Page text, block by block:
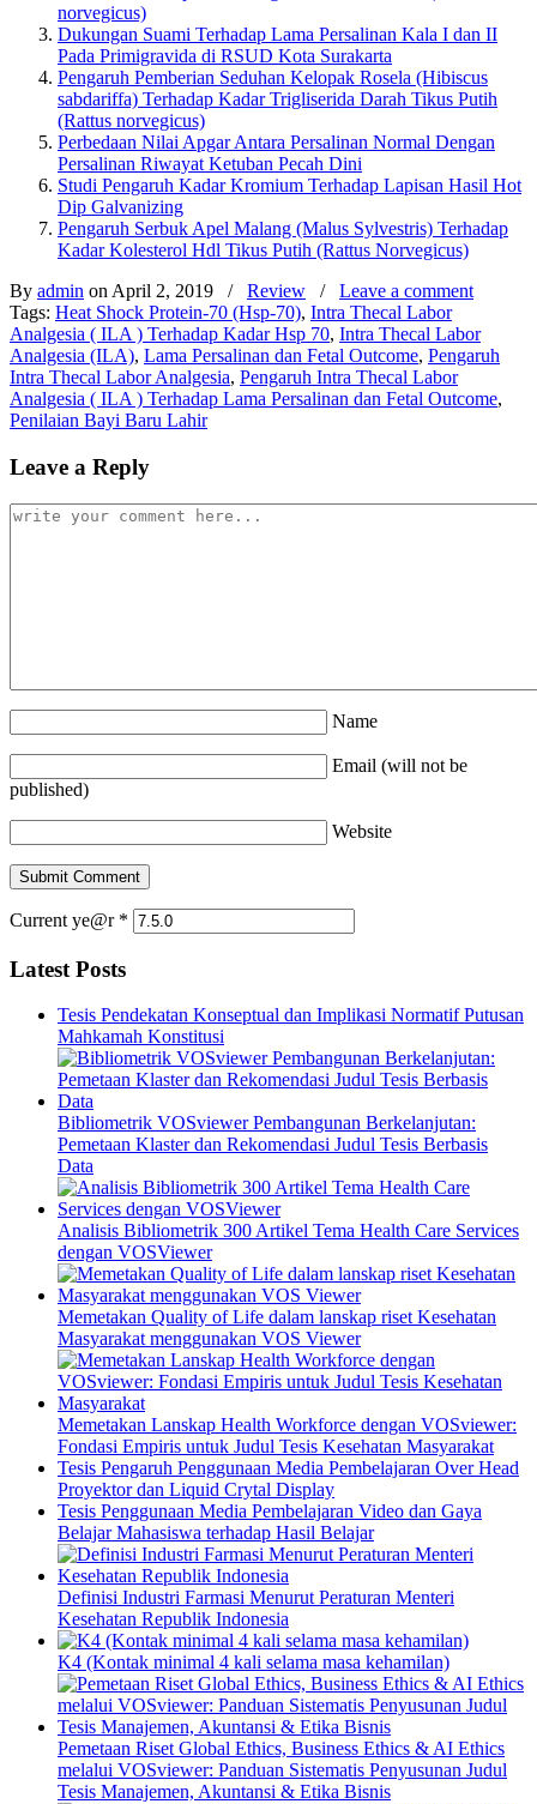
norvegicus)
Dukungan Suami Terhadap Lama Persalinan Kala I dan II
Pada Primigravida di RSUD Kota Surakarta
Pengaruh Pemberian Seduhan Kelopak Rosela (Hibiscus
sabdariffa) Terhadap Kadar Trigliserida Darah Tikus Putih
(Rattus norvegicus)
Perbedaan Nilai Apgar Antara Persalinan Normal Dengan
Persalinan Riwayat Ketuban Pecah Dini
Studi Pengaruh Kadar Kromium Terhadap Lapisan Hasil Hot
Dip Galvanizing
Pengaruh Serbuk Apel Malang (Malus Sylvestris) Terhadap
Kadar Kolesterol Hdl Tikus Putih (Rattus Norvegicus)
By admin on April 2, 2019 / Review / Leave a comment
Tags: Heat Shock Protein-70 (Hsp-70), Intra Thecal Labor
Analgesia ( ILA ) Terhadap Kadar Hsp 70, Intra Thecal Labor
Analgesia (ILA), Lama Persalinan dan Fetal Outcome, Pengaruh
Intra Thecal Labor Analgesia, Pengaruh Intra Thecal Labor
Analgesia ( ILA ) Terhadap Lama Persalinan dan Fetal Outcome,
Penilaian Bayi Baru Lahir
Leave a Reply
Name
Email (will not be
published)
Website
Current ye@r *
Latest Posts
Tesis Pendekatan Konseptual dan Implikasi Normatif Putusan
Mahkamah Konstitusi
Bibliometrik VOSviewer Pembangunan Berkelanjutan:
Pemetaan Klaster dan Rekomendasi Judul Tesis Berbasis
Data
Analisis Bibliometrik 300 Artikel Tema Health Care Services
dengan VOSViewer
Memetakan Quality of Life dalam lanskap riset Kesehatan
Masyarakat menggunakan VOS Viewer
Memetakan Lanskap Health Workforce dengan VOSviewer:
Fondasi Empiris untuk Judul Tesis Kesehatan Masyarakat
Tesis Pengaruh Penggunaan Media Pembelajaran Over Head
Proyektor dan Liquid Crytal Display
Tesis Penggunaan Media Pembelajaran Video dan Gaya
Belajar Mahasiswa terhadap Hasil Belajar
Definisi Industri Farmasi Menurut Peraturan Menteri
Kesehatan Republik Indonesia
K4 (Kontak minimal 4 kali selama masa kehamilan)
Pemetaan Riset Global Ethics, Business Ethics & AI Ethics
melalui VOSviewer: Panduan Sistematis Penyusunan Judul
Tesis Manajemen, Akuntansi & Etika Bisnis